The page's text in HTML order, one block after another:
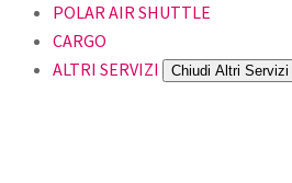
POLAR AIR SHUTTLE
CARGO
ALTRI SERVIZI
Chiudi Altri Servizi